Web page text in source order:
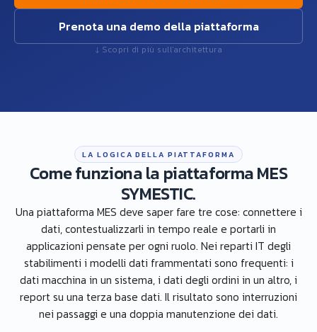
Prenota una demo della piattaforma
↓ Scopri di più sull'architettura
LA LOGICA DELLA PIATTAFORMA
Come funziona la piattaforma MES
SYMESTIC.
Una piattaforma MES deve saper fare tre cose: connettere i
dati, contestualizzarli in tempo reale e portarli in
applicazioni pensate per ogni ruolo. Nei reparti IT degli
stabilimenti i modelli dati frammentati sono frequenti: i
dati macchina in un sistema, i dati degli ordini in un altro, i
report su una terza base dati. Il risultato sono interruzioni
nei passaggi e una doppia manutenzione dei dati.